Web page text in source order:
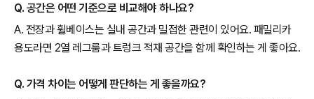
Q. 공간은 어떤 기준으로 비교해야 하나요?
A. 전장과 휠베이스는 실내 공간과 밀접한 관련이 있어요. 패밀리카
용도라면 2열 레그룸과 트렁크 적재 공간을 함께 확인하는 게 좋아요.
Q. 가격 차이는 어떻게 판단하는 게 좋을까요?